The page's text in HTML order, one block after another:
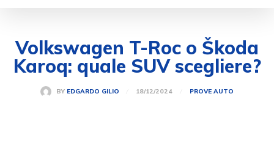
Volkswagen T-Roc o Škoda
Karoq: quale SUV scegliere?
BY EDGARDO GILIO 18/12/2024 PROVE AUTO